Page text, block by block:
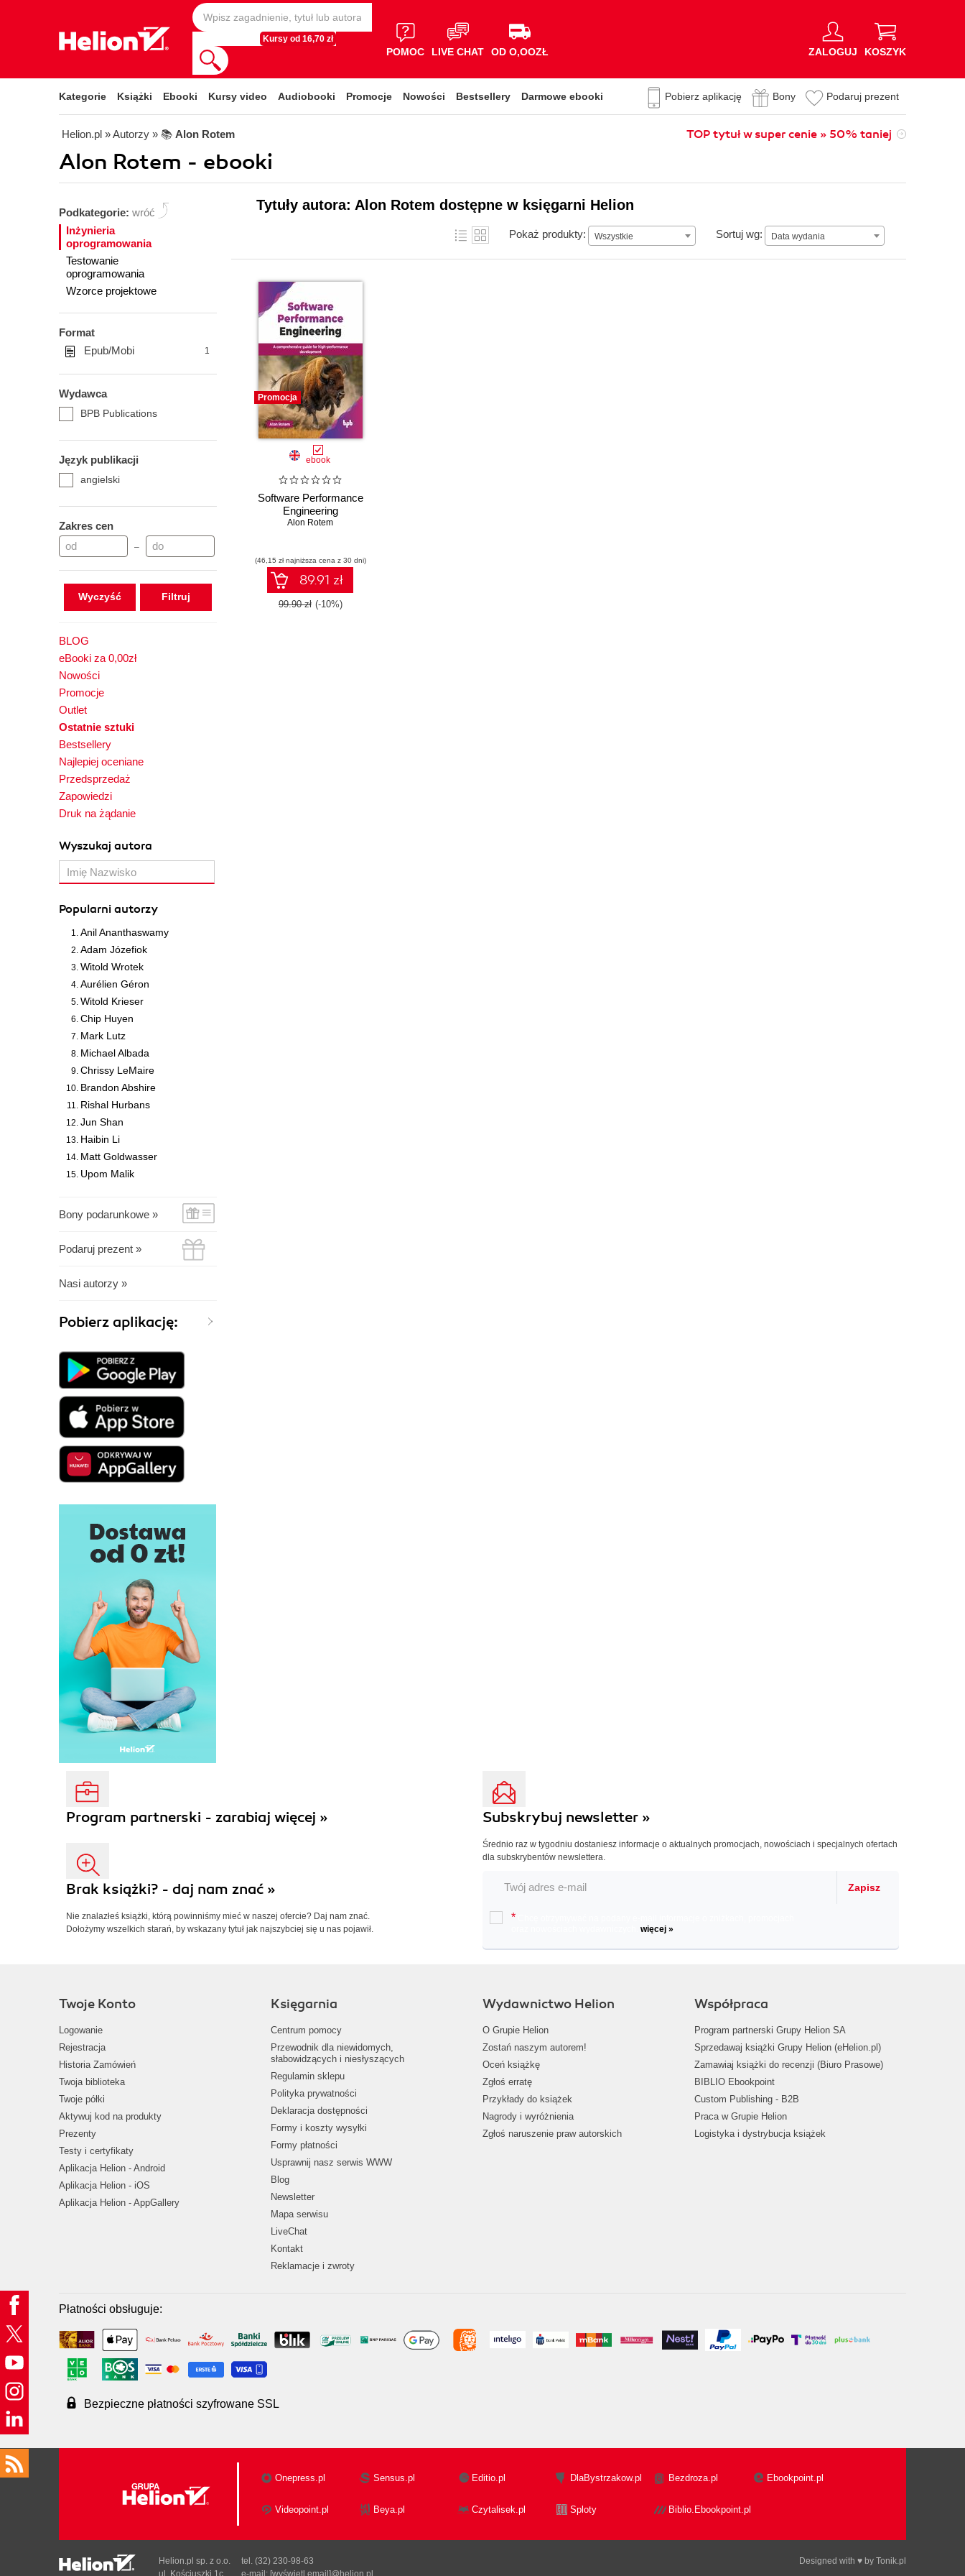
Kursy od 16,70 zł
POMOC LIVE CHAT OD O,OOZŁ ZALOGUJ KOSZYK
Kategorie Książki Ebooki Kursy video Audiobooki Promocje Nowości Bestsellery Darmowe ebooki Pobierz aplikację Bony Podaruj prezent
Helion.pl » Autorzy » 📚 Alon Rotem TOP tytuł w super cenie » 50% taniej
Alon Rotem - ebooki
Podkategorie: wróć
Inżynieria
oprogramowania
Testowanie
oprogramowania
Wzorce projektowe
Format
Epub/Mobi
1
Wydawca
BPB Publications
Język publikacji
angielski
Zakres cen
–
Wyczyść
BLOG
eBooki za 0,00zł
Nowości
Promocje
Outlet
Ostatnie sztuki
Bestsellery
Najlepiej oceniane
Przedsprzedaż
Zapowiedzi
Druk na żądanie
Wyszukaj autora
Popularni autorzy
Anil Ananthaswamy
Adam Józefiok
Witold Wrotek
Aurélien Géron
Witold Krieser
Chip Huyen
Mark Lutz
Michael Albada
Chrissy LeMaire
Brandon Abshire
Rishal Hurbans
Jun Shan
Haibin Li
Matt Goldwasser
Upom Malik
Bony podarunkowe »
Podaruj prezent »
Nasi autorzy »
Pobierz aplikację:
Tytuły autora: Alon Rotem dostępne w księgarni Helion
Pokaż produkty: Wszystkie Sortuj wg: Data wydania
Data wydania
Promocja
ebook
Software Performance
Engineering
Alon Rotem
(46,15 zł najniższa cena z 30 dni)
89.91 zł
99.90 zł (-10%)
Program partnerski - zarabiaj więcej »
Brak książki? - daj nam znać »
Nie znalazłeś książki, którą powinniśmy mieć w naszej ofercie? Daj nam znać.
Dołożymy wszelkich starań, by wskazany tytuł jak najszybciej się u nas pojawił.
Subskrybuj newsletter »
Średnio raz w tygodniu dostaniesz informacje o aktualnych promocjach, nowościach i specjalnych ofertach
dla subskrybentów newslettera.
Zapisz
*
więcej »
Twoje Konto
Logowanie
Rejestracja
Historia Zamówień
Twoja biblioteka
Twoje półki
Aktywuj kod na produkty
Prezenty
Testy i certyfikaty
Aplikacja Helion - Android
Aplikacja Helion - iOS
Aplikacja Helion - AppGallery
Księgarnia
Centrum pomocy
Przewodnik dla niewidomych,
słabowidzących i niesłyszących
Regulamin sklepu
Polityka prywatności
Deklaracja dostępności
Formy i koszty wysyłki
Formy płatności
Usprawnij nasz serwis WWW
Blog
Newsletter
Mapa serwisu
LiveChat
Kontakt
Reklamacje i zwroty
Wydawnictwo Helion
O Grupie Helion
Zostań naszym autorem!
Oceń książkę
Zgłoś erratę
Przykłady do książek
Nagrody i wyróżnienia
Zgłoś naruszenie praw autorskich
Współpraca
Program partnerski Grupy Helion SA
Sprzedawaj książki Grupy Helion (eHelion.pl)
Zamawiaj książki do recenzji (Biuro Prasowe)
BIBLIO Ebookpoint
Custom Publishing - B2B
Praca w Grupie Helion
Logistyka i dystrybucja książek
Płatności obsługuje:
Bezpieczne płatności szyfrowane SSL
Onepress.pl Sensus.pl Editio.pl DlaBystrzakow.pl Bezdroza.pl Ebookpoint.pl
Videopoint.pl Beya.pl Czytalisek.pl Sploty Biblio.Ebookpoint.pl
Designed with ♥ by Tonik.pl
Helion.pl sp. z o.o.
ul. Kościuszki 1c
tel. (32) 230-98-63
e-mail: [wyświetl email]@helion.pl